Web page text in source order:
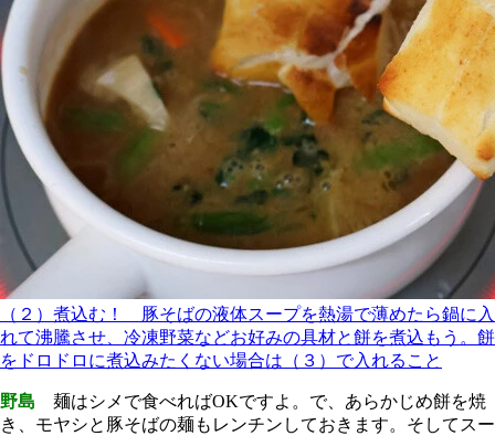
（２）煮込む！ 豚そばの液体スープを熱湯で薄めたら鍋に入
れて沸騰させ、冷凍野菜などお好みの具材と餅を煮込もう。餅
をドロドロに煮込みたくない場合は（３）で入れること
野島 麺はシメで食べればOKですよ。で、あらかじめ餅を焼
き、モヤシと豚そばの麺もレンチンしておきます。そしてスー